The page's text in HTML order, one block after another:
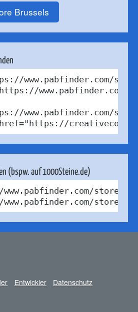
Brussels
www.pabfinder.com/
www.pabfinder.com/
www.pabfinder.com/
(bspw. auf 1000Steine.de)
stores/
stores/
Entwickler
Datenschutz